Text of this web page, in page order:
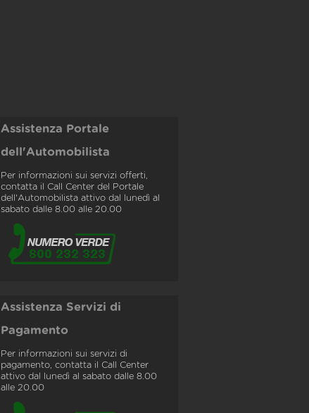
Assistenza Portale
dell'Automobilista
Per informazioni sui servizi offerti,
contatta il Call Center del Portale
dell'Automobilista attivo dal lunedì al
sabato dalle 8.00 alle 20.00
Assistenza Servizi di
Pagamento
Per informazioni sui servizi di
pagamento, contatta il Call Center
attivo dal lunedì al sabato dalle 8.00
alle 20.00